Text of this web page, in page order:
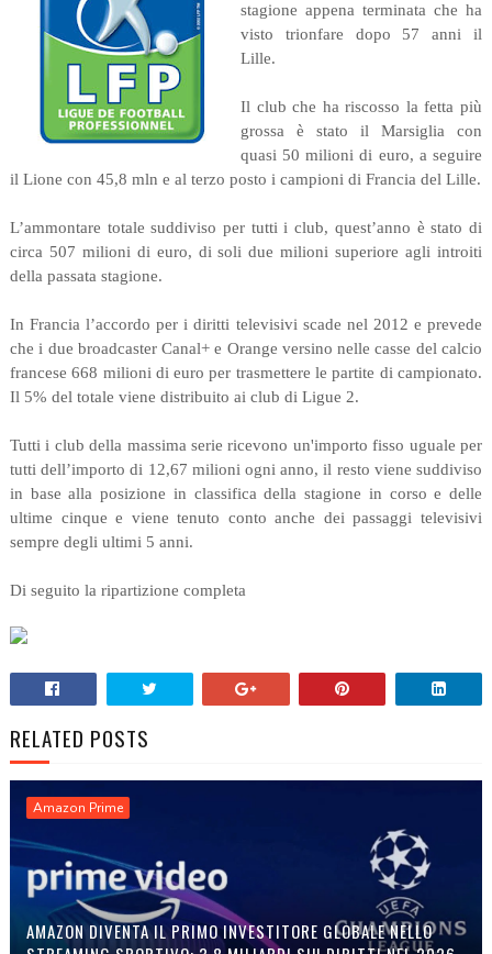
stagione appena terminata che ha
visto trionfare dopo 57 anni il
Lille.
Il club che ha riscosso la fetta più
grossa è stato il Marsiglia con
quasi 50 milioni di euro, a seguire
il Lione con 45,8 mln e al terzo posto i campioni di Francia del Lille.
L’ammontare totale suddiviso per tutti i club, quest’anno è stato di
circa 507 milioni di euro, di soli due milioni superiore agli introiti
della passata stagione.
In Francia l’accordo per i diritti televisivi scade nel 2012 e prevede
che i due broadcaster Canal+ e Orange versino nelle casse del calcio
francese 668 milioni di euro per trasmettere le partite di campionato.
Il 5% del totale viene distribuito ai club di Ligue 2.
Tutti i club della massima serie ricevono un'importo fisso uguale per
tutti dell’importo di 12,67 milioni ogni anno, il resto viene suddiviso
in base alla posizione in classifica della stagione in corso e delle
ultime cinque e viene tenuto conto anche dei passaggi televisivi
sempre degli ultimi 5 anni.
Di seguito la ripartizione completa
RELATED POSTS
Amazon Prime
AMAZON DIVENTA IL PRIMO INVESTITORE GLOBALE NELLO